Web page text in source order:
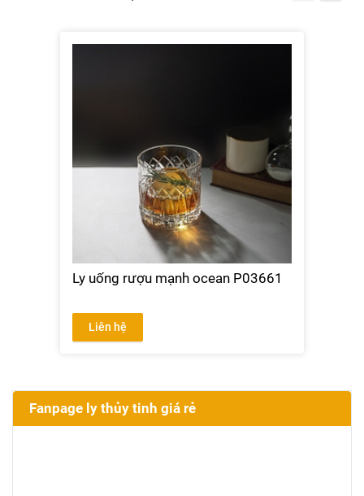
Ly uống rượu mạnh ocean P03661
Liên hệ
Fanpage ly thủy tinh giá rẻ